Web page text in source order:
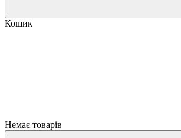
Кошик
Немає товарів